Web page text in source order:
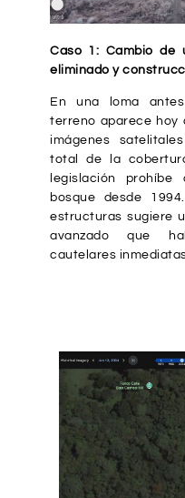
Caso 1: Cambio de
eliminado y
En una loma
terreno aparece hoy
imágenes
total de la
legislación
bosque desde
estructuras sugiere
avanzado que
cautelares